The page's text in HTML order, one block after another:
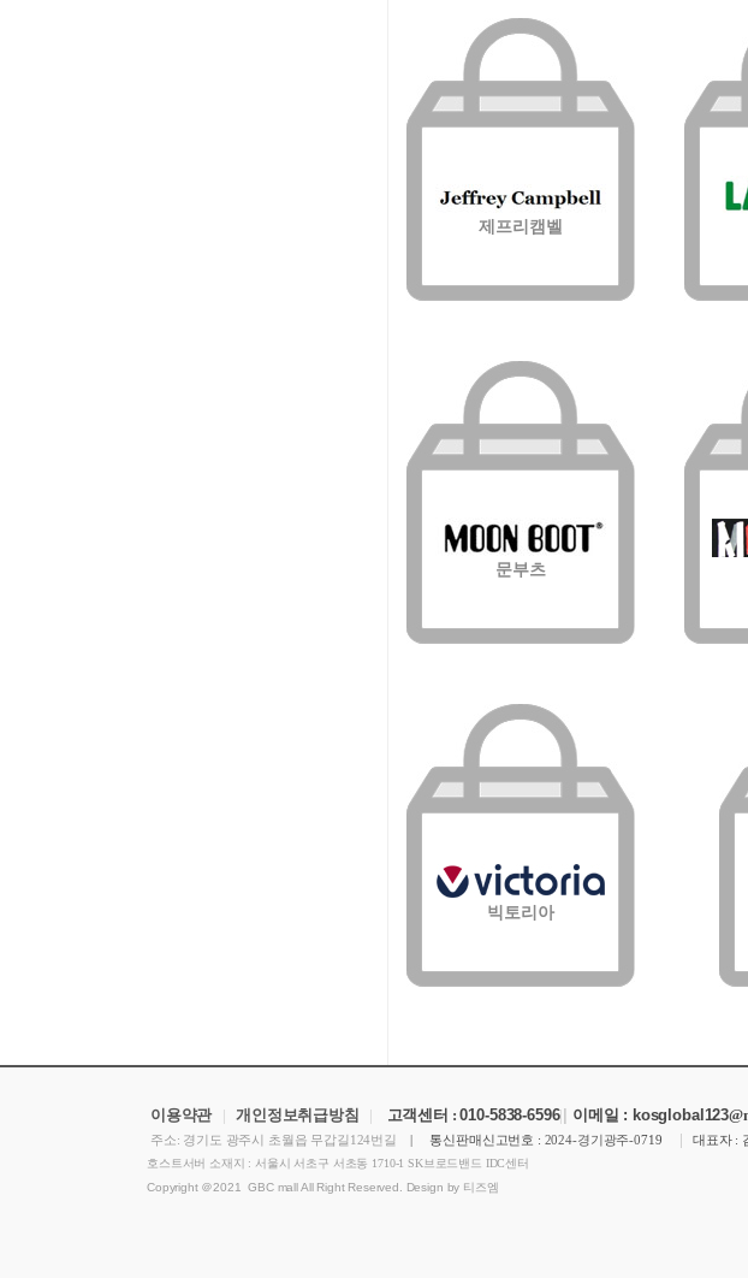
제프리캠벨
문부츠
빅토리아
이용약관 |개인정보취급방침 | 고객센터 :010-5838-6596| 이메일 : kosglobal123
주소: 경기도 광주시 초월읍 무갑길124번길 | 통신판매신고번호 : 2024-경기광주-0719 | 대표자 :
호스트서버 소재지 : 서울시 서초구 서초동 1710-1 SK브로드밴드 IDC센터
Copyright ＠2021 GBC mall All Right Reserved. Design by 티즈엠